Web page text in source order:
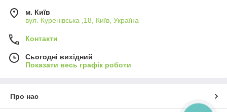
м. Київ
вул. Куренівська ,18, Київ, Україна
Контакти
Сьогодні вихідний
Показати весь графік роботи
Про нас